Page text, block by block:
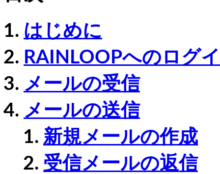
はじめに
RAINLOOPへのログ
メールの受信
メールの送信
新規メールの作成
受信メールの返信